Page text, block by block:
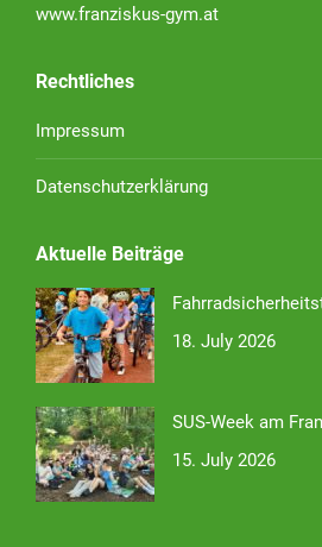
www.franziskus-gym.at
Rechtliches
Impressum
Datenschutzerklärung
Aktuelle Beiträge
18. July 2026
SUS-Week am
15. July 2026